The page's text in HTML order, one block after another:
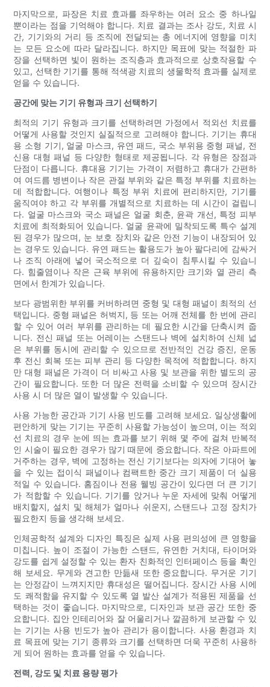
마지막으로, 파장은 치료 효과를 좌우하는 여러 요소 중 하나일
뿐이라는 점을 기억해야 합니다. 치료 결과는 조사 강도, 치료 시
간, 기기와의 거리 등 조직에 전달되는 총 에너지에 영향을 미치
는 모든 요소에 따라 달라집니다. 하지만 목표에 맞는 적절한 파
장을 선택하면 빛이 원하는 조직층과 효과적으로 상호작용할 수
있고, 선택한 기기를 통해 적색광 치료의 생물학적 효과를 실제로
얻을 수 있습니다.
공간에 맞는 기기 유형과 크기 선택하기
최적의 기기 유형과 크기를 선택하려면 가정에서 적외선 치료를
어떻게 사용할 것인지 실질적으로 고려해야 합니다. 기기는 휴대
용 소형 기기, 얼굴 마스크, 유연 패드, 국소 부위용 중형 패널, 전
신용 대형 패널 등 다양한 형태로 제공됩니다. 각 유형은 장점과
단점이 다릅니다. 휴대용 기기는 가격이 저렴하고 휴대가 간편하
여 여드름 병변이나 작은 관절 부위와 같은 특정 부위를 치료하는
데 적합합니다. 여행이나 특정 부위 치료에 편리하지만, 기기를
움직여야 하고 각 부위를 개별적으로 치료하는 데 시간이 걸립니
다. 얼굴 마스크와 국소 패널은 얼굴 회춘, 윤곽 개선, 특정 피부
치료에 최적화되어 있습니다. 얼굴 윤곽에 밀착되도록 특수 설계
된 경우가 많으며, 눈 보호 장치와 같은 안전 기능이 내장되어 있
는 경우도 있습니다. 유연 패드는 활용도가 높아 팔다리에 감싸거
나 조직 아래에 넣어 국소적으로 더 깊숙이 침투시킬 수 있습니
다. 힘줄염이나 작은 근육 부위에 유용하지만 크기와 열 관리 측
면에서 한계가 있습니다.
보다 광범위한 부위를 커버하려면 중형 및 대형 패널이 최적의 선
택입니다. 중형 패널은 허벅지, 등 또는 어깨 전체를 한 번에 관리
할 수 있어 여러 부위를 관리하는 데 필요한 시간을 단축시켜 줍
니다. 전신 패널 또는 어레이는 스탠드나 벽에 설치하여 신체 넓
은 부위를 동시에 관리할 수 있으므로 전반적인 건강 증진, 운동
후 전신 회복 또는 피부 관리 등 다양한 목적에 적합합니다. 하지
만 대형 패널은 가격이 더 비싸고 사용 및 보관을 위한 별도의 공
간이 필요합니다. 또한 더 많은 전력을 소비할 수 있으며 장시간
사용 시 더 많은 열이 발생할 수 있습니다.
사용 가능한 공간과 기기 사용 빈도를 고려해 보세요. 일상생활에
편안하게 맞는 기기는 꾸준히 사용할 가능성이 높으며, 이는 적외
선 치료의 경우 눈에 띄는 효과를 보기 위해 몇 주에 걸쳐 반복적
인 시술이 필요한 경우가 많기 때문에 중요합니다. 작은 아파트에
거주하는 경우, 벽에 고정하는 전신 기기보다는 의자에 기대어 놓
을 수 있는 접이식 패널이나 컴팩트한 중간 크기 제품이 더 실용
적일 수 있습니다. 홈짐이나 전용 웰빙 공간이 있다면 더 큰 기기
가 적합할 수 있습니다. 기기를 앉거나 누운 자세에 맞춰 어떻게
배치할지, 설치 및 해체가 얼마나 쉬운지, 스탠드나 고정 장치가
필요한지 등을 생각해 보세요.
인체공학적 설계와 디자인 특징은 실제 사용 편의성에 큰 영향을
미칩니다. 높이 조절이 가능한 스탠드, 유연한 거치대, 타이머와
강도를 쉽게 설정할 수 있는 환자 친화적인 인터페이스 등을 확인
해 보세요. 무게와 견고한 만듦새 또한 중요합니다. 무거운 기기
는 안정감이 느껴지지만 휴대성은 떨어집니다. 장시간 사용 시에
도 쾌적함을 유지할 수 있도록 열 발산 설계가 적용된 제품을 선
택하는 것이 좋습니다. 마지막으로, 디자인과 보관 공간 또한 중
요합니다. 집안 인테리어와 잘 어울리거나 깔끔하게 보관할 수 있
는 기기는 사용 빈도가 높아 관리가 용이합니다. 사용 환경과 치
료 목표에 맞는 기기 종류와 크기를 선택하면 더욱 꾸준히 사용하
게 되어 원하는 효과를 얻을 수 있습니다.
전력, 강도 및 치료 용량 평가